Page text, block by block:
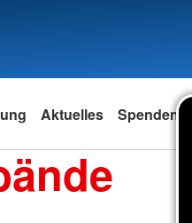
Aktuelles Spenden